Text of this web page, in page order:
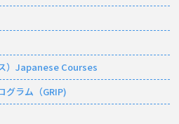
）Japanese Courses
グラム（GRIP)